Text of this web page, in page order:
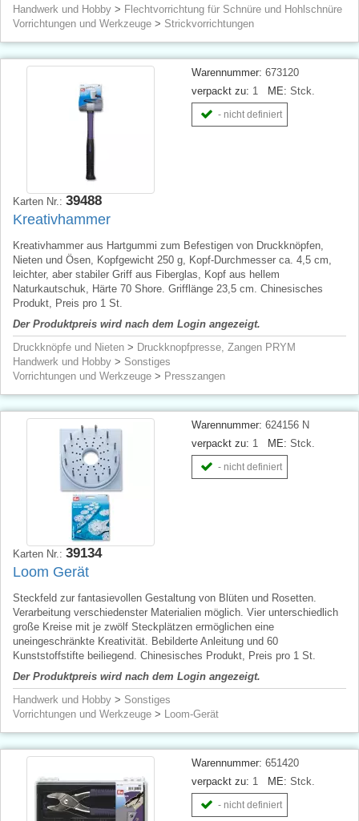
Handwerk und Hobby > Flechtvorrichtung für Schnüre und Hohlschnüre
Vorrichtungen und Werkzeuge > Strickvorrichtungen
Warennummer: 673120
verpackt zu: 1 ME: Stck.
- nicht definiert
Karten Nr.: 39488
Kreativhammer
Kreativhammer aus Hartgummi zum Befestigen von Druckknöpfen,
Nieten und Ösen, Kopfgewicht 250 g, Kopf-Durchmesser ca. 4,5 cm,
leichter, aber stabiler Griff aus Fiberglas, Kopf aus hellem
Naturkautschuk, Härte 70 Shore. Grifflänge 23,5 cm. Chinesisches
Produkt, Preis pro 1 St.
Der Produktpreis wird nach dem Login angezeigt.
Druckknöpfe und Nieten > Druckknopfpresse, Zangen PRYM
Handwerk und Hobby > Sonstiges
Vorrichtungen und Werkzeuge > Presszangen
Warennummer: 624156 N
verpackt zu: 1 ME: Stck.
- nicht definiert
Karten Nr.: 39134
Loom Gerät
Steckfeld zur fantasievollen Gestaltung von Blüten und Rosetten.
Verarbeitung verschiedenster Materialien möglich. Vier unterschiedlich
große Kreise mit je zwölf Steckplätzen ermöglichen eine
uneingeschränkte Kreativität. Bebilderte Anleitung und 60
Kunststoffstifte beiliegend. Chinesisches Produkt, Preis pro 1 St.
Der Produktpreis wird nach dem Login angezeigt.
Handwerk und Hobby > Sonstiges
Vorrichtungen und Werkzeuge > Loom-Gerät
Warennummer: 651420
verpackt zu: 1 ME: Stck.
- nicht definiert